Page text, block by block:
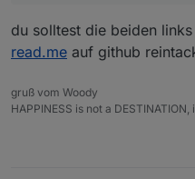
du solltest die beiden
read.me auf github
gruß vom Woody
HAPPINESS is not a DESTINATION,